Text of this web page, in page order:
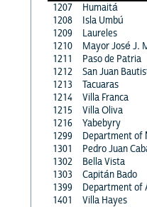
1207
Humaitá
1208
Isla Umbú
1209
Laureles
1210
Mayor José J.
1211
Paso de Patria
1212
San Juan
1213
Tacuaras
1214
Villa Franca
1215
Villa Oliva
1216
Yabebyry
1299
Department of
1301
Pedro Juan
1302
Bella Vista
1303
Capitán Bado
1399
Department of
1401
Villa Hayes